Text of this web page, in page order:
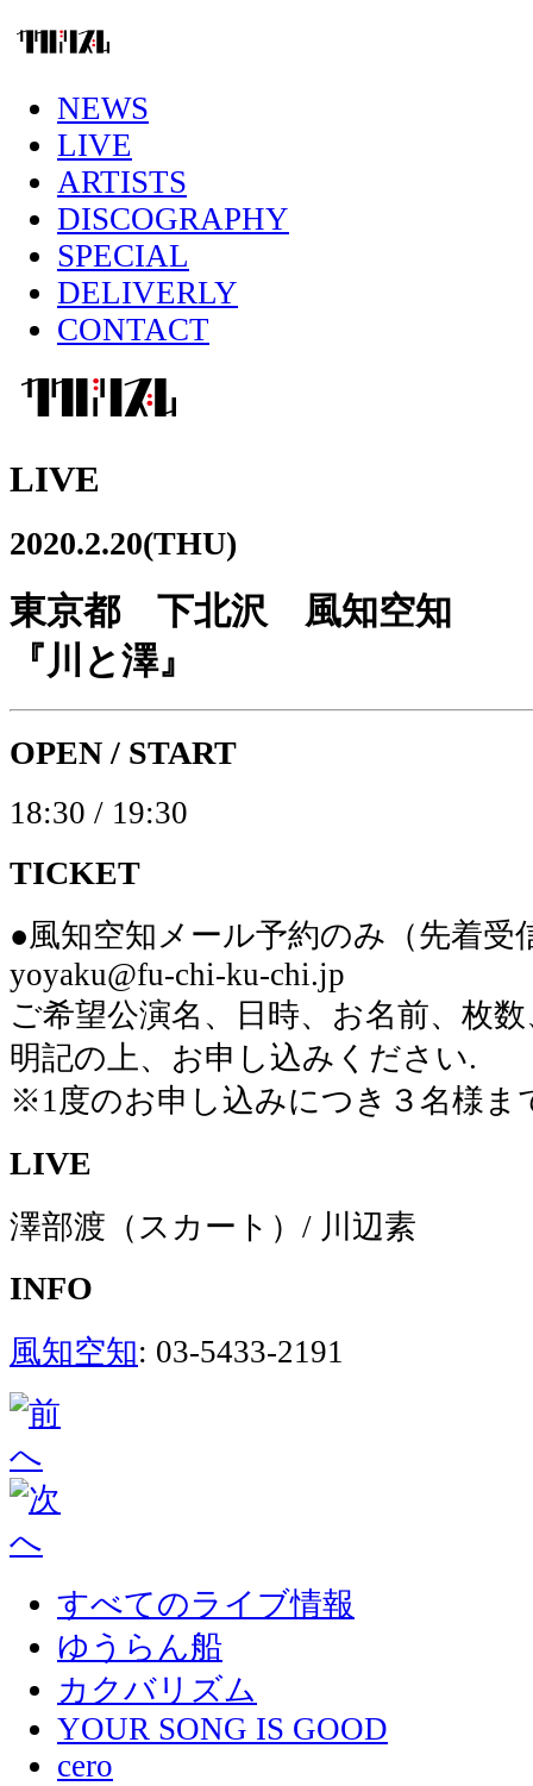
NEWS
LIVE
ARTISTS
DISCOGRAPHY
SPECIAL
DELIVERLY
CONTACT
LIVE
2020.2.20(THU)
東京都 下北沢 風知空知
『川と澤』
OPEN / START
18:30 / 19:30
TICKET
●風知空知メール予約のみ（先着受
yoyaku@fu-chi-ku-chi.jp
ご希望公演名、日時、お名前、枚
明記の上、お申し込みください.
※1度のお申し込みにつき３名様ま
LIVE
澤部渡（スカート）/ 川辺素
INFO
風知空知: 03-5433-2191
すべてのライブ情報
ゆうらん船
カクバリズム
YOUR SONG IS GOOD
cero